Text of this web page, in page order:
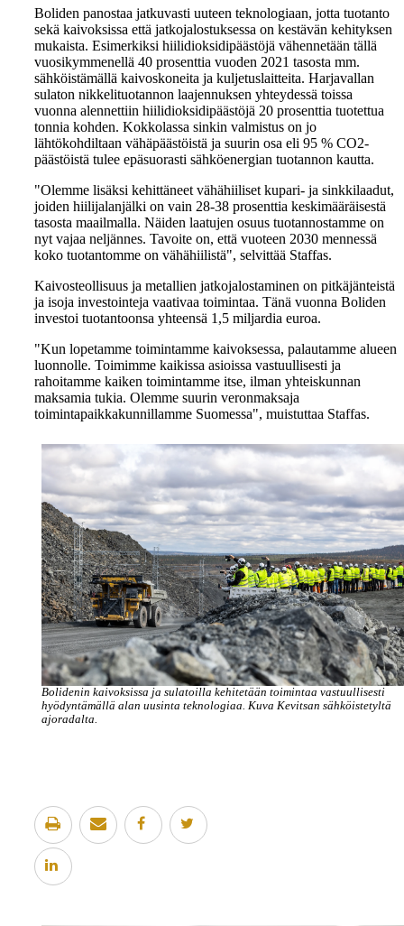
Boliden panostaa jatkuvasti uuteen teknologiaan, jotta tuotanto
sekä kaivoksissa että jatkojalostuksessa on kestävän kehityksen
mukaista. Esimerkiksi hiilidioksidipäästöjä vähennetään tällä
vuosikymmenellä 40 prosenttia vuoden 2021 tasosta mm.
sähköistämällä kaivoskoneita ja kuljetuslaitteita. Harjavallan
sulaton nikkelituotannon laajennuksen yhteydessä toissa
vuonna alennettiin hiilidioksidipäästöjä 20 prosenttia tuotettua
tonnia kohden. Kokkolassa sinkin valmistus on jo
lähtökohdiltaan vähäpäästöistä ja suurin osa eli 95 % CO2-
päästöistä tulee epäsuorasti sähköenergian tuotannon kautta.
"Olemme lisäksi kehittäneet vähähiiliset kupari- ja sinkkilaadut,
joiden hiilijalanjälki on vain 28-38 prosenttia keskimääräisestä
tasosta maailmalla. Näiden laatujen osuus tuotannostamme on
nyt vajaa neljännes. Tavoite on, että vuoteen 2030 mennessä
koko tuotantomme on vähähiilistä", selvittää Staffas.
Kaivosteollisuus ja metallien jatkojalostaminen on pitkäjänteistä
ja isoja investointeja vaativaa toimintaa. Tänä vuonna Boliden
investoi tuotantoonsa yhteensä 1,5 miljardia euroa.
"Kun lopetamme toimintamme kaivoksessa, palautamme alueen
luonnolle. Toimimme kaikissa asioissa vastuullisesti ja
rahoitamme kaiken toimintamme itse, ilman yhteiskunnan
maksamia tukia. Olemme suurin veronmaksaja
toimintapaikkakunnillamme Suomessa", muistuttaa Staffas.
Bolidenin kaivoksissa ja sulatoilla kehitetään toimintaa vastuullisesti
hyödyntämällä alan uusinta teknologiaa. Kuva Kevitsan sähköistetyltä
ajoradalta.